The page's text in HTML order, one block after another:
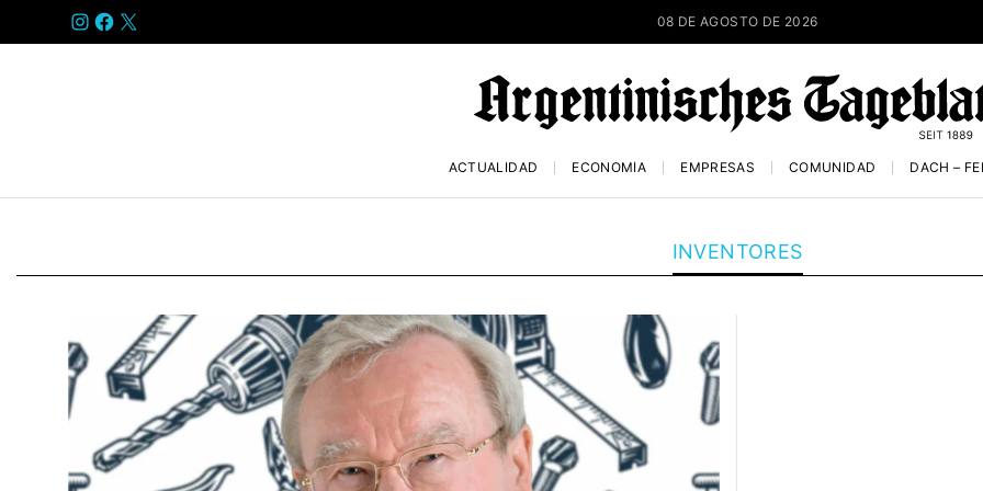
INSTAGRAM
FACEBOOK
X 08 DE AGOSTO DE 2026
ACTUALIDAD ECONOMÍA EMPRESAS COMUNIDAD DACH –
INVENTORES